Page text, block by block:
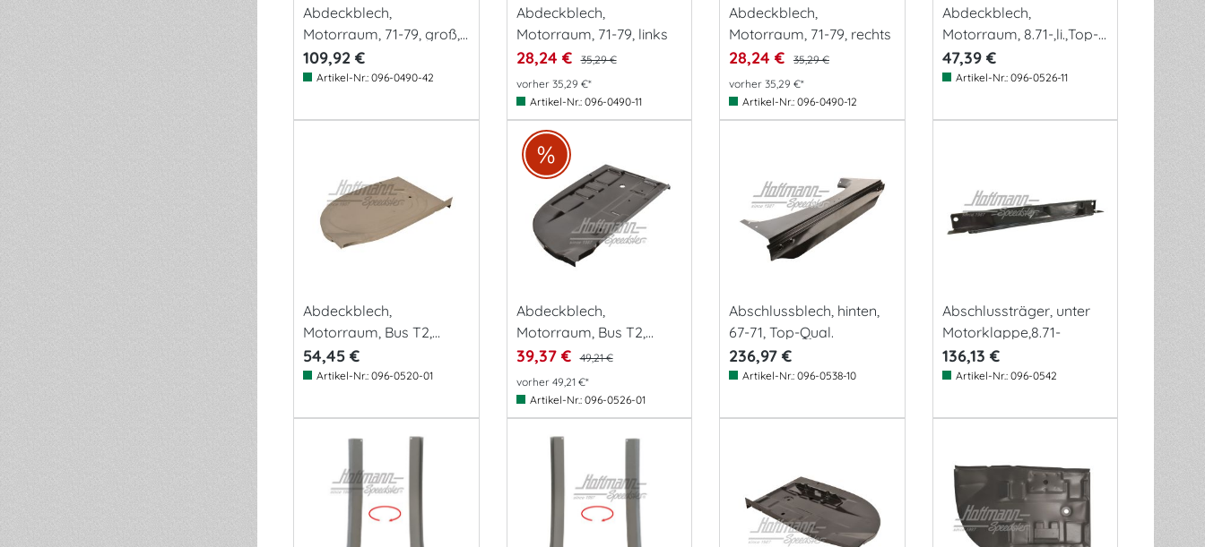
Abdeckblech,
Motorraum, 71-79, groß,
re.
109,92 €
Artikel-Nr.: 096-0490-42
Abdeckblech,
Motorraum, 71-79, links
28,24 €
35,29 €
vorher 35,29 €*
Artikel-Nr.: 096-0490-11
Abdeckblech,
Motorraum, 71-79, rechts
28,24 €
35,29 €
vorher 35,29 €*
Artikel-Nr.: 096-0490-12
Abdeckblech,
Motorraum, 8.71-,li.,Top-
Q.
47,39 €
Artikel-Nr.: 096-0526-11
Abdeckblech,
Motorraum, Bus T2,
-7.71,li
54,45 €
Artikel-Nr.: 096-0520-01
Abdeckblech,
Motorraum, Bus T2,
8.71-,li
39,37 €
49,21 €
vorher 49,21 €*
Artikel-Nr.: 096-0526-01
Abschlussblech, hinten,
67-71, Top-Qual.
236,97 €
Artikel-Nr.: 096-0538-10
Abschlussträger, unter
Motorklappe,8.71-
136,13 €
Artikel-Nr.: 096-0542